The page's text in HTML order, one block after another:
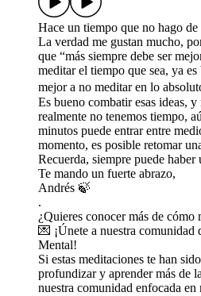
Hace un tiempo que no hago de
La verdad me gustan mucho,
que “más siempre debe ser
meditar el tiempo que sea, ya
mejor a no meditar en lo
Es bueno combatir esas ideas,
realmente no tenemos tiempo,
minutos puede entrar entre
momento, es posible retomar
Recuerda, siempre puede
Te mando un fuerte abrazo,
Andrés 🍃
.
¿Quieres conocer más de cómo
💌 ⁠⁠⁠⁠⁠⁠⁠⁠⁠⁠⁠⁠⁠⁠⁠⁠⁠⁠⁠⁠⁠⁠⁠⁠⁠⁠⁠⁠⁠⁠⁠⁠⁠⁠⁠⁠⁠⁠⁠⁠⁠⁠⁠⁠⁠⁠⁠⁠⁠⁠⁠⁠⁠⁠⁠⁠⁠⁠⁠⁠¡Únete a nuestra
Mental!⁠⁠⁠⁠⁠⁠⁠⁠⁠⁠⁠⁠⁠⁠⁠⁠⁠⁠⁠⁠⁠⁠⁠⁠⁠⁠⁠⁠⁠⁠⁠⁠⁠⁠⁠⁠⁠⁠⁠⁠⁠⁠⁠⁠⁠⁠⁠⁠⁠⁠⁠⁠⁠⁠⁠⁠⁠⁠⁠⁠
Si estas meditaciones te han
profundizar y aprender más de
nuestra comunidad enfocada